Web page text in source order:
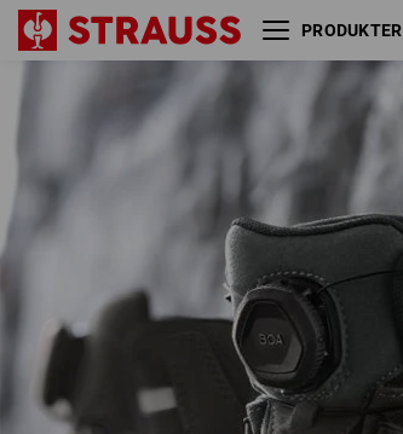
PRODUKTER
S3 Skyddsskor e.s. Kastra II